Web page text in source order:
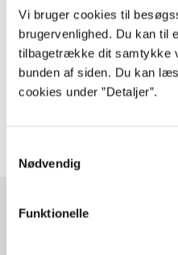
Vi bruger cookies til
brugervenlighed. Du kan til
tilbagetrække dit samtykke
bunden af siden. Du kan
cookies under ”Detaljer”.
Nødvendig
Funktionelle
Artiklen er en del af
lorem ipsum
Tidsskrift
handler ofte om